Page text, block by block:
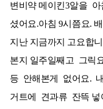
변비약 메이킨3알을
셨어요.아침 9시쯤요.
지난 지금까지 고요합
본지 일주일째고 그릭
등 안해본게 없어요.
거트에 견과류 잔뜩 넣